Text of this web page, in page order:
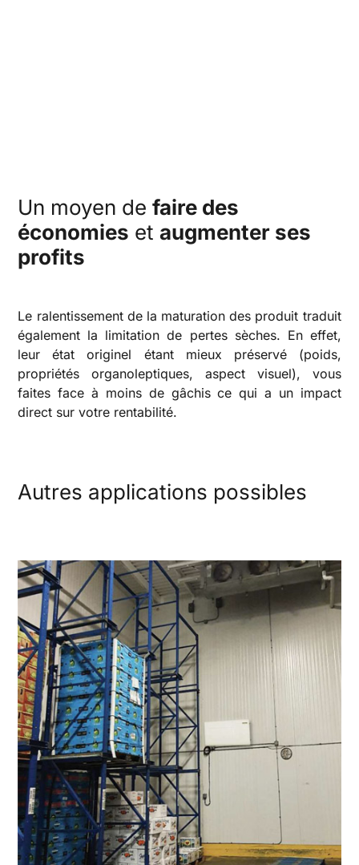
Un moyen defaire des
économies et augmenter ses
profits
Le ralentissement de la maturation des produit traduit
également la limitation de pertes sèches. En effet,
leur état originel étant mieux préservé (poids,
propriétés organoleptiques, aspect visuel), vous
faites face à moins de gâchis ce qui a un impact
direct sur votre rentabilité.
Autres applications possibles